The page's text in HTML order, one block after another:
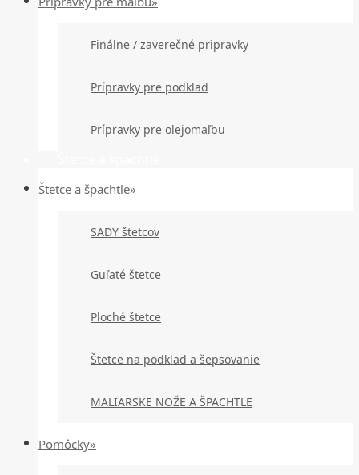
Finálne / zaverečné pripravky
Prípravky pre podklad
Prípravky pre olejomaľbu
Štetce a špachtle»
SADY štetcov
Guľaté štetce
Ploché štetce
Štetce na podklad a šepsovanie
MALIARSKE NOŽE A ŠPACHTLE
Pomôcky»